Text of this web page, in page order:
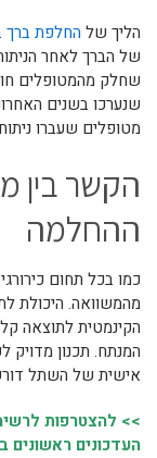
הליך של החלפת ברך
של הברך לאחר
שחלק מהמטופלים
שנערכו בשנים
מטופלים שעברו
הקשר בין
ההחלמה
כמו בכל תחום
מהמשוואה. היכולת
הקינמטית לתוצאה
המנתח. תכנון מדויק
אישית של השתל
>> להצטרפות
העדכונים ראשונים